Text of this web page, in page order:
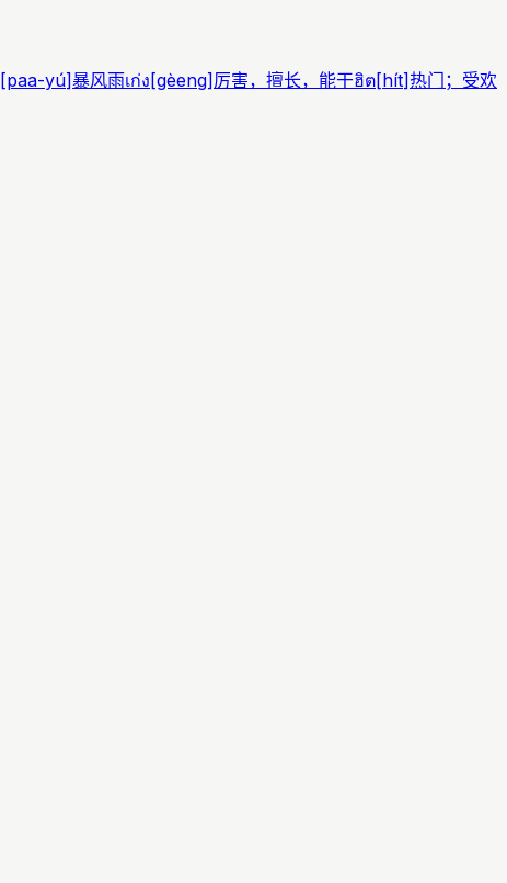
[paa-yú]暴风雨เก่ง[gèeng]厉害，擅长，能干ฮิต[hít]热门；受欢